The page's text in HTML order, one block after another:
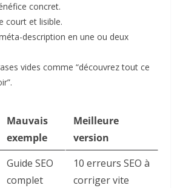
concret.
court et lisible.
description en une ou deux
vides comme “découvrez tout ce
Mauvais
exemple
Meilleure
version
Guide SEO
complet
10 erreurs SEO à
corriger vite